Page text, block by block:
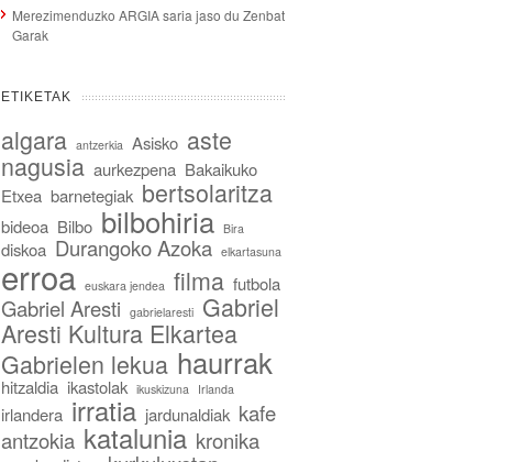
Merezimenduzko ARGIA saria jaso du Zenbat
Garak
ETIKETAK
algara antzerkia Asisko aste
nagusia aurkezpena Bakaikuko
Etxea barnetegiak bertsolaritza
bideoa Bilbo bilbohiria Bira
diskoa Durangoko Azoka elkartasuna
erroa euskara jendea filma futbola
Gabriel Aresti gabrielaresti Gabriel
Aresti Kultura Elkartea
Gabrielen lekua haurrak
hitzaldia ikastolak ikuskizuna Irlanda
irlandera irratia jardunaldiak kafe
antzokia katalunia kronika